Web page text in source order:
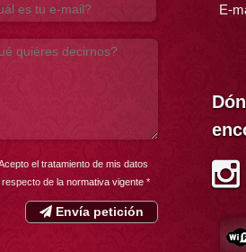
el tratamiento de mis datos
respecto de la normativa vigente *
Envía petición
E-